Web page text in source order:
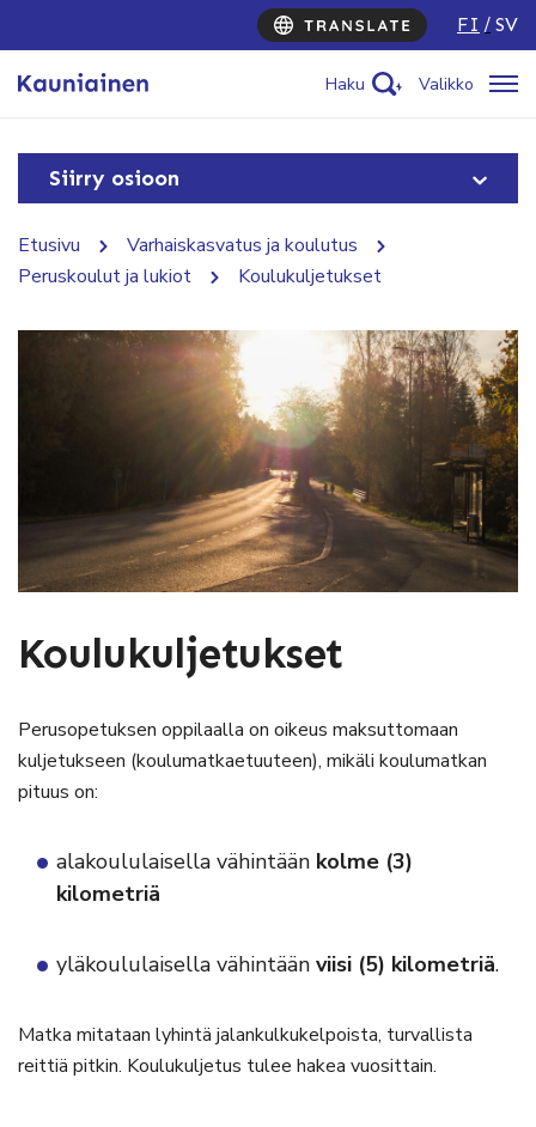
FI SV
Haku Valikko
Siirry osioon
Etusivu
Varhaiskasvatus ja koulutus
Peruskoulut ja lukiot
Koulukuljetukset
Koulukuljetukset
Perusopetuksen oppilaalla on oikeus maksuttomaan
kuljetukseen (koulumatkaetuuteen), mikäli koulumatkan
pituus on:
alakoululaisella vähintään kolme (3)
kilometriä
yläkoululaisella vähintään viisi (5) kilometriä.
Matka mitataan lyhintä jalankulkukelpoista, turvallista
reittiä pitkin. Koulukuljetus tulee hakea vuosittain.